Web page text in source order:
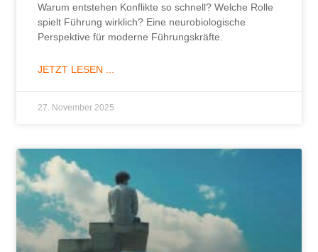
Warum entstehen Konflikte so schnell? Welche Rolle
spielt Führung wirklich? Eine neurobiologische
Perspektive für moderne Führungskräfte.
JETZT LESEN ...
27. November 2025